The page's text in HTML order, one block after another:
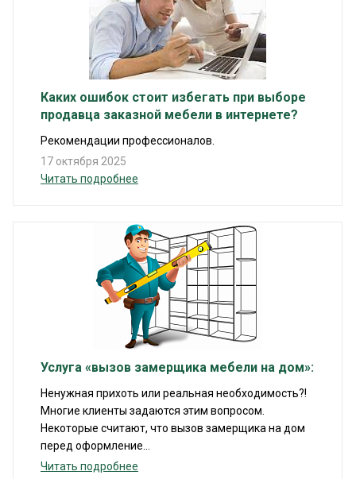
Каких ошибок стоит избегать при выборе
продавца заказной мебели в интернете?
Рекомендации профессионалов.
17 октября 2025
Читать подробнее
Услуга «вызов замерщика мебели на дом»:
Ненужная прихоть или реальная необходимость?!
Многие клиенты задаются этим вопросом.
Некоторые считают, что вызов замерщика на дом
перед оформление...
Читать подробнее